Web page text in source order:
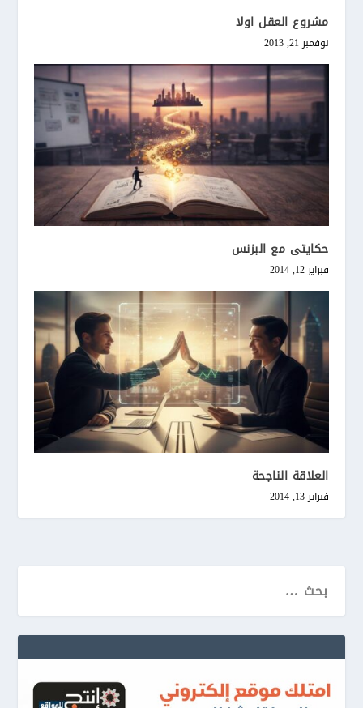
مشروع العقل اولا
نوفمبر 21, 2013
حكايتى مع البزنس
فبراير 12, 2014
العلاقة الناجحة
فبراير 13, 2014